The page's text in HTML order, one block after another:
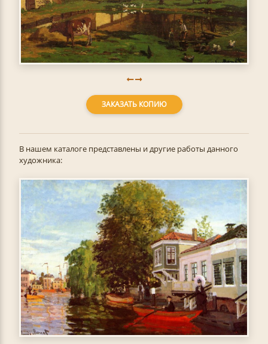
ЗАКАЗАТЬ КОПИЮ
В нашем каталоге представлены и другие работы данного
художника: